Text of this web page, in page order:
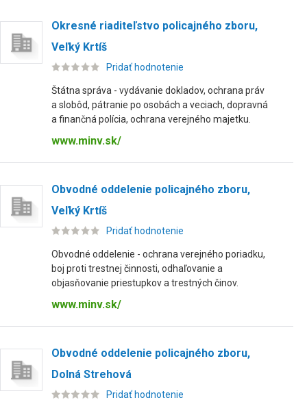
Okresné riaditeľstvo policajného zboru,
Veľký Krtíš
Pridať hodnotenie
Štátna správa - vydávanie dokladov, ochrana práv
a slobôd, pátranie po osobách a veciach, dopravná
a finančná polícia, ochrana verejného majetku.
www.minv.sk/
Obvodné oddelenie policajného zboru,
Veľký Krtíš
Pridať hodnotenie
Obvodné oddelenie - ochrana verejného poriadku,
boj proti trestnej činnosti, odhaľovanie a
objasňovanie priestupkov a trestných činov.
www.minv.sk/
Obvodné oddelenie policajného zboru,
Dolná Strehová
Pridať hodnotenie